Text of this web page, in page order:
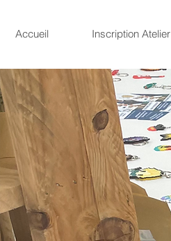
Accueil Inscription Atelier